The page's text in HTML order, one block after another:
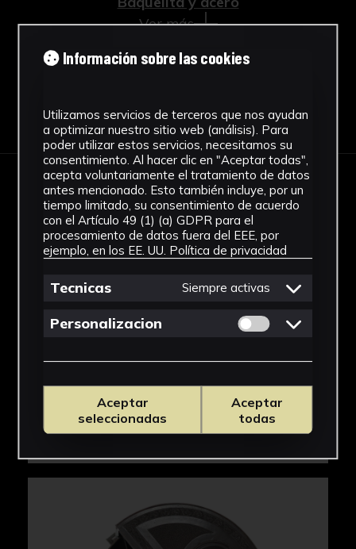
Ver más
Descargar Ficha
IMÁGENES
Información sobre las cookies
Utilizamos servicios de terceros que nos ayudan
a optimizar nuestro sitio web (análisis). Para
poder utilizar estos servicios, necesitamos su
consentimiento. Al hacer clic en "Aceptar todas",
acepta voluntariamente el tratamiento de datos
antes mencionado. Esto también incluye, por un
tiempo limitado, su consentimiento de acuerdo
con el Artículo 49 (1) (a) GDPR para el
procesamiento de datos fuera del EEE, por
ejemplo, en los EE. UU. Política de privacidad
Tecnicas Siempre activas
Personalizacion Permitir cookies
Aceptar
seleccionadas
Aceptar
todas